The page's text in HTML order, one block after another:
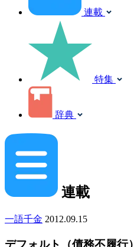
連載
特集
辞典
連載
一語千金 2012.09.15
デフォルト（債務不履行）